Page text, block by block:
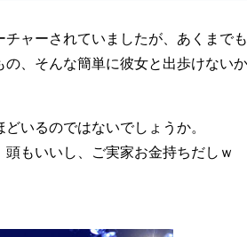
ャーされていましたが、あくまで
、そんな簡単に彼女と出歩けない
どいるのではないでしょうか。
頭もいいし、ご実家お金持ちだしｗ